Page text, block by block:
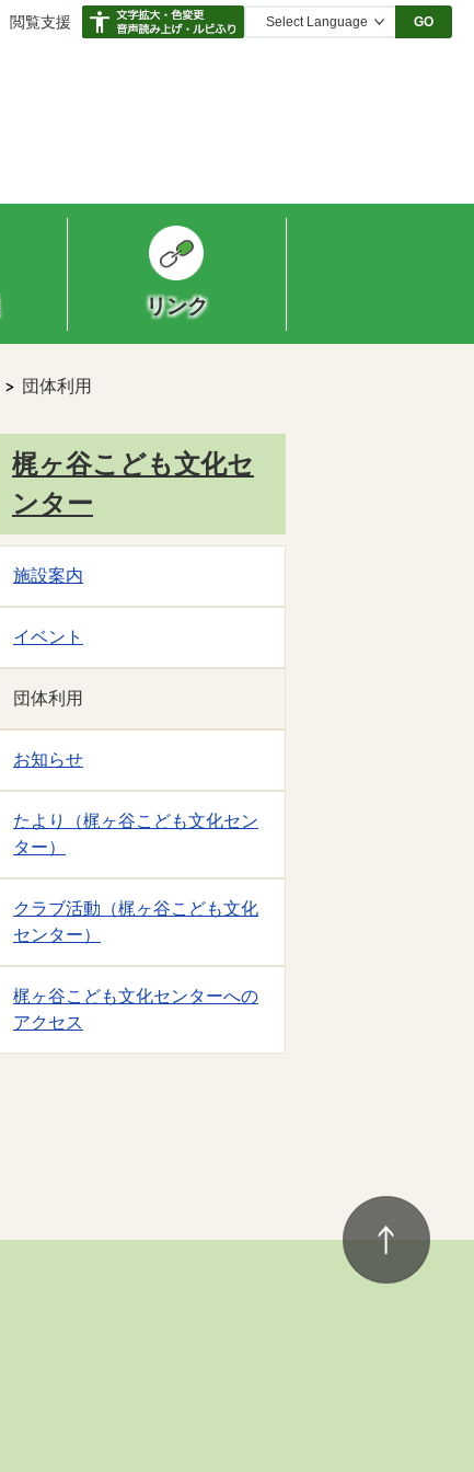
閲覧支援 GO
リンク
団体利用
梶ヶ谷こども文化セ
ンター
施設案内
イベント
団体利用
お知らせ
たより（梶ヶ谷こども文化セン
ター）
クラブ活動（梶ヶ谷こども文化
センター）
梶ヶ谷こども文化センターへの
アクセス